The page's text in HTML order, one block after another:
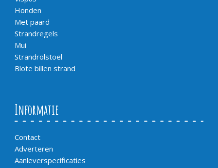
Honden
Met paard
Strandregels
Mui
Strandrolstoel
Blote billen strand
Informatie
Contact
Adverteren
Aanleverspecificaties